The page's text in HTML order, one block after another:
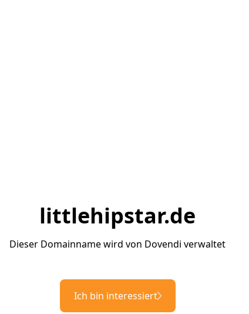
littlehipstar.de
Dieser Domainname wird von Dovendi verwaltet
Ich bin interessiert